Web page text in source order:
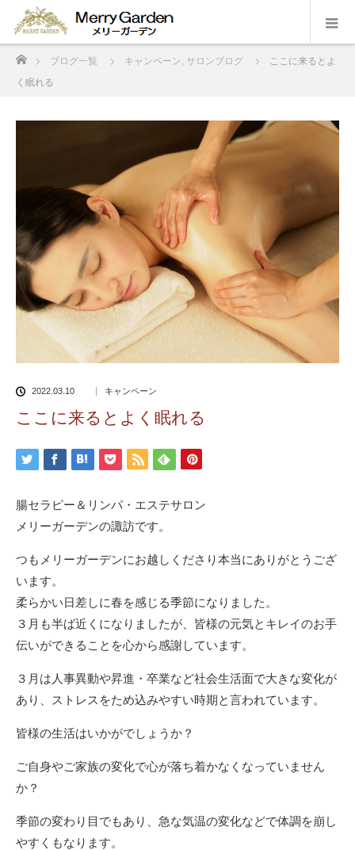
ブログ一覧 キャンペーン, サロンブログ
ここに来るとよ
く眠れる
2022.03.10 キャンペーン
ここに来るとよく眠れる
腸セラピー＆リンパ・エステサロン
メリーガーデンの諏訪です。
つもメリーガーデンにお越しくださり本当にありがとうござ
います。
柔らかい日差しに春を感じる季節になりました。
３月も半ば近くになりましたが、皆様の元気とキレイのお手
伝いができることを心から感謝しています。
３月は人事異動や昇進・卒業など社会生活面で大きな変化が
あり、ストレスをため込みやすい時期と言われています。
皆様の生活はいかがでしょうか？
ご自身やご家族の変化で心が落ち着かなくなっていません
か？
季節の変わり目でもあり、急な気温の変化などで体調を崩し
やすくもなります。